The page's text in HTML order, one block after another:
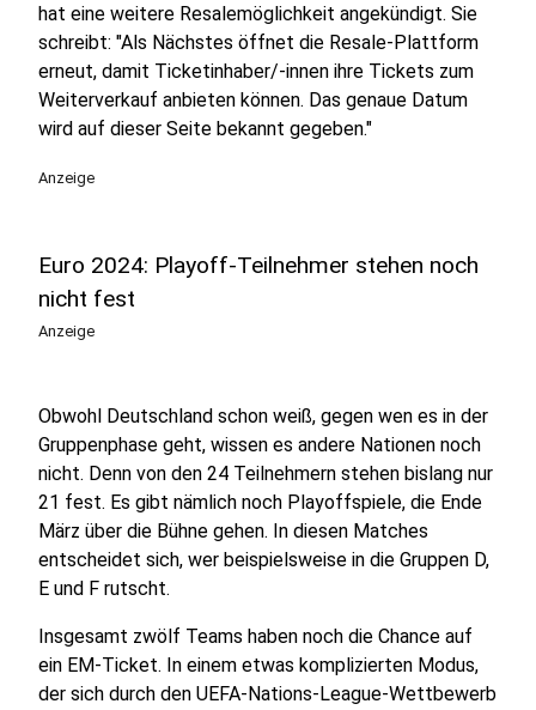
hat eine weitere Resalemöglichkeit angekündigt. Sie
schreibt: "Als Nächstes öffnet die Resale-Plattform
erneut, damit Ticketinhaber/-innen ihre Tickets zum
Weiterverkauf anbieten können. Das genaue Datum
wird auf dieser Seite bekannt gegeben."
Anzeige
Euro 2024: Playoff-Teilnehmer stehen noch
nicht fest
Anzeige
Obwohl Deutschland schon weiß, gegen wen es in der
Gruppenphase geht, wissen es andere Nationen noch
nicht. Denn von den 24 Teilnehmern stehen bislang nur
21 fest. Es gibt nämlich noch Playoffspiele, die Ende
März über die Bühne gehen. In diesen Matches
entscheidet sich, wer beispielsweise in die Gruppen D,
E und F rutscht.
Insgesamt zwölf Teams haben noch die Chance auf
ein EM-Ticket. In einem etwas komplizierten Modus,
der sich durch den UEFA-Nations-League-Wettbewerb